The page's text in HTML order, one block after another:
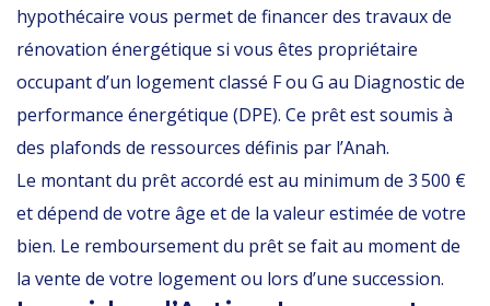
hypothécaire vous permet de financer des travaux de
rénovation énergétique si vous êtes propriétaire
occupant d’un logement classé F ou G au Diagnostic de
performance énergétique (DPE). Ce prêt est soumis à
des plafonds de ressources définis par l’Anah.
Le montant du prêt accordé est au minimum de 3 500 €
et dépend de votre âge et de la valeur estimée de votre
bien. Le remboursement du prêt se fait au moment de
la vente de votre logement ou lors d’une succession.